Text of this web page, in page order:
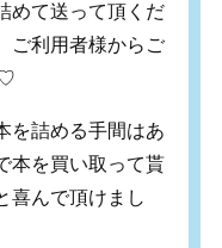
めて送って頂くだ
ご利用者様からご
を詰める手間はあ
本を買い取って貰
喜んで頂けまし